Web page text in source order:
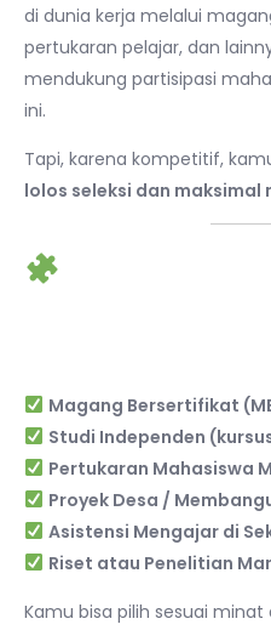
di dunia kerja melalui
pertukaran pelajar, dan
mendukung partisipasi
ini.
Tapi, karena kompetitif,
lolos seleksi dan
Magang Bersertifikat
Studi Independen
Pertukaran Mahasiswa
Proyek Desa /
Asistensi Mengajar di
Riset atau Penelitian
Kamu bisa pilih sesuai